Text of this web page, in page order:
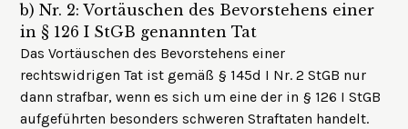
b) Nr. 2: Vortäuschen des Bevorstehens einer
in § 126 I StGB genannten Tat
Das Vortäuschen des Bevorstehens einer
rechtswidrigen Tat ist gemäß § 145d I Nr. 2 StGB nur
dann strafbar, wenn es sich um eine der in § 126 I StGB
aufgeführten besonders schweren Straftaten handelt.